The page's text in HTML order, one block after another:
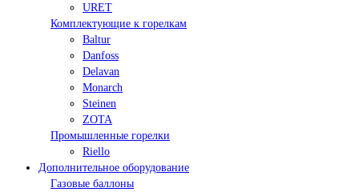
URET
Комплектующие к горелкам
Baltur
Danfoss
Delavan
Monarch
Steinen
ZOTA
Промышленные горелки
Riello
Дополнительное оборудование
Газовые баллоны